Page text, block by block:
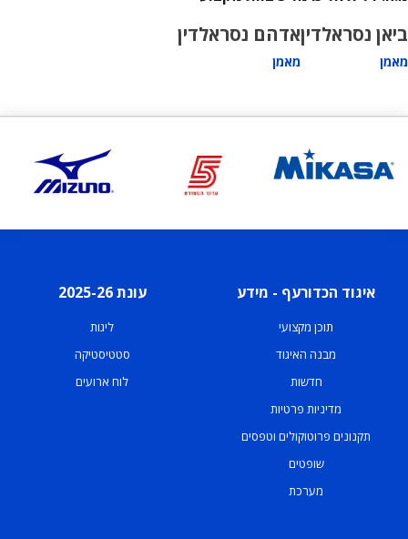
ביאן נסראלדין
מאמן
אדהם נסראלדין
מאמן
איגוד הכדורעף - מידע
תוכן מקצועי
מבנה האיגוד
חדשות
מדיניות פרטיות
תקנונים פרוטוקולים וטפסים
שופטים
מערכת
עונת 2025-26
ליגות
סטטיסטיקה
לוח ארועים